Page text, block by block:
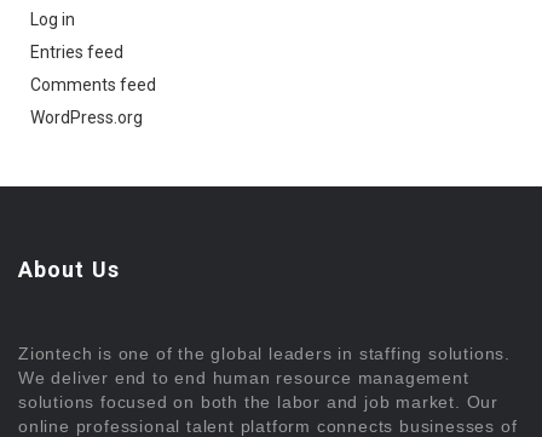
Log in
Entries feed
Comments feed
WordPress.org
About Us
Ziontech is one of the global leaders in staffing solutions.
We deliver end to end human resource management
solutions focused on both the labor and job market. Our
online professional talent platform connects businesses of